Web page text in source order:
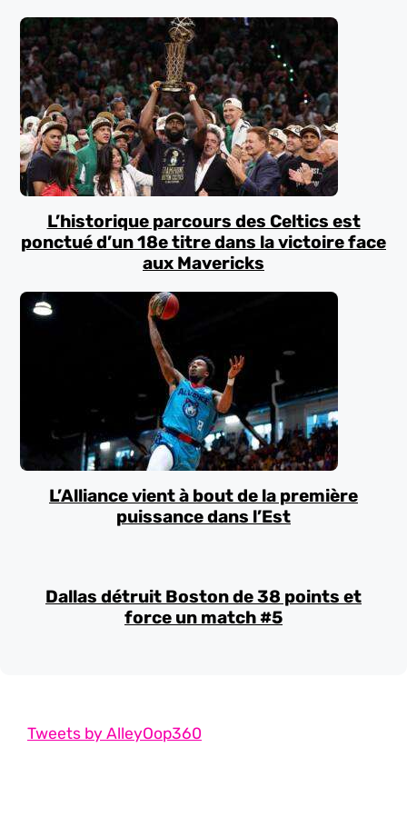
L’historique parcours des Celtics est
ponctué d’un 18e titre dans la victoire face
aux Mavericks
L’Alliance vient à bout de la première
puissance dans l’Est
Dallas détruit Boston de 38 points et
force un match #5
Tweets by AlleyOop360